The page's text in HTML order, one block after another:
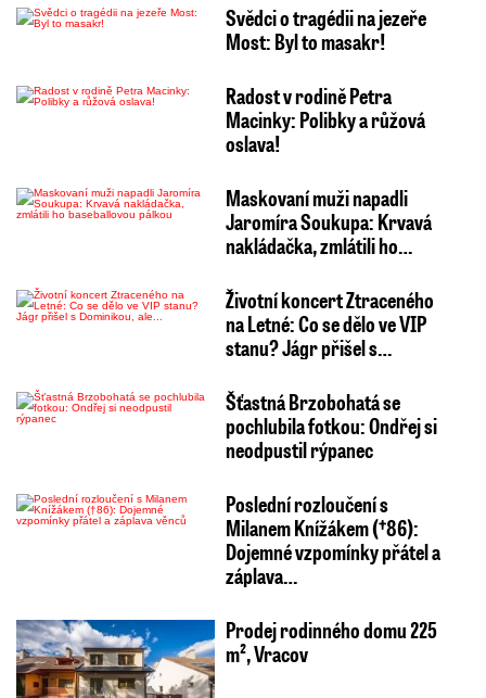
Svědci o tragédii na jezeře
Most: Byl to masakr!
Radost v rodině Petra
Macinky: Polibky a růžová
oslava!
Maskovaní muži napadli
Jaromíra Soukupa: Krvavá
nakládačka, zmlátili ho…
Životní koncert Ztraceného
na Letné: Co se dělo ve VIP
stanu? Jágr přišel s…
Šťastná Brzobohatá se
pochlubila fotkou: Ondřej si
neodpustil rýpanec
Poslední rozloučení s
Milanem Knížákem (†86):
Dojemné vzpomínky přátel a
záplava…
Prodej rodinného domu 225
m², Vracov